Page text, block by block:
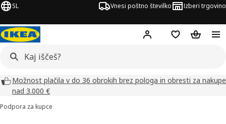
SL Vnesi poštno številko Izberi trgovino
Hej! Prijava ali
Seznam želja
Možnost plačila v do 36 obrokih brez pologa in obresti za nakupe
nad 3.000 €
Podpora za kupce